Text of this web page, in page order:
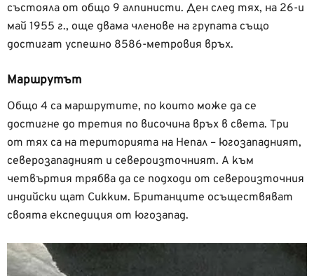
състояла от общо 9 алпинисти. Ден след тях, на 26-и
май 1955 г., още двама членове на групата също
достигат успешно 8586-метровия връх.
Маршрутът
Общо 4 са маршрутите, по които може да се
достигне до третия по височина връх в света. Три
от тях са на територията на Непал – югозападният,
северозападният и североизточният. А към
четвъртия трябва да се подходи от североизточния
индийски щат Сикким. Британците осъществяват
своята експедиция от югозапад.